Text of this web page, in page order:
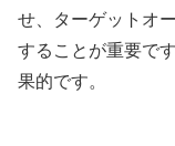
せ、ターゲットオ
することが重要で
果的です。